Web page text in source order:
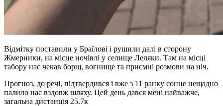
Відмітку поставили у Браїлові і рушили далі в сторону
Жмеринки, на місце ночівлі у селище Леляки. Там на місці
табору нас чекав борщ, вогнище та приємні розмови на ніч.
Прогноз, до речі, підтвердився і вже з 11 ранку сонце нещадно
палило нас вздовж шляху. Цей день дався мені найважче,
загальна дистанція 25.7к